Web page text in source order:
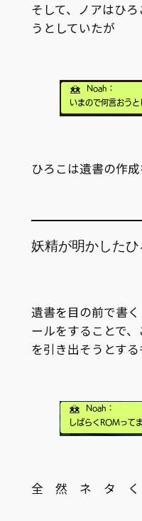
そして、ノアはひ
うとしていたが
ひろこは遺書の作成
妖精が明かした
遺書を目の前で書
ールをすることで
を引き出そうとする
全 然 ネ タ